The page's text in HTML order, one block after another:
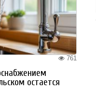
761
остается